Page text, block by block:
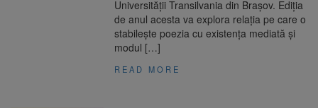
Universității Transilvania din Brașov. Ediția
de anul acesta va explora relația pe care o
stabilește poezia cu existența mediată și
modul […]
READ MORE